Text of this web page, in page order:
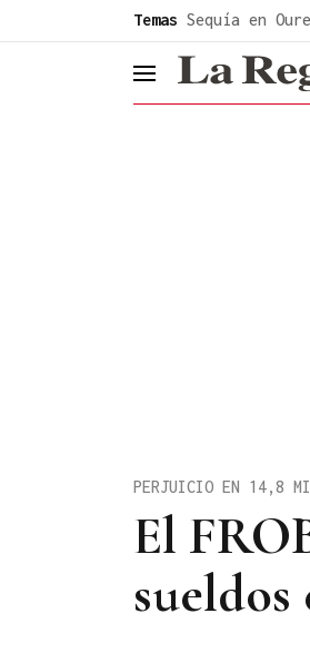
Temas Sequía en
header.menu.open
El
PERJUICIO EN 14,8